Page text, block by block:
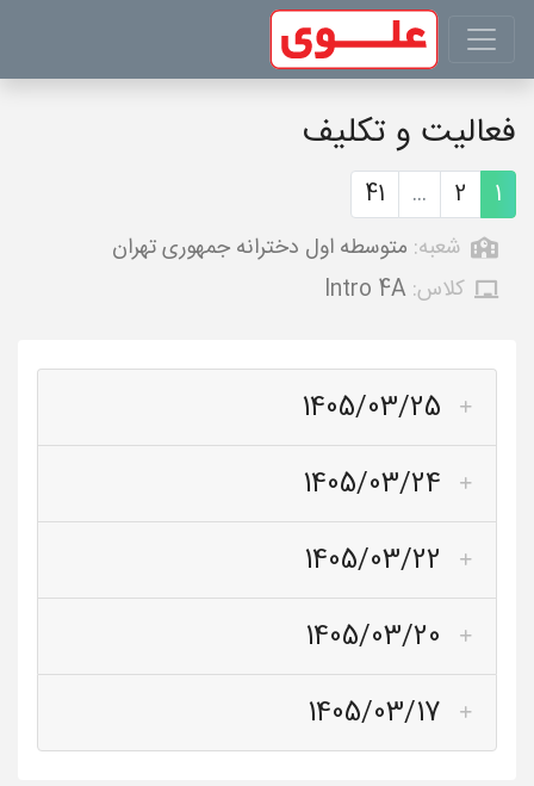
فعالیت و تکلیف
1
2
...
41
شعبه: متوسطه اول دخترانه جمهوری تهران
کلاس: Intro 4A
1405/03/25
1405/03/24
1405/03/22
1405/03/20
1405/03/17